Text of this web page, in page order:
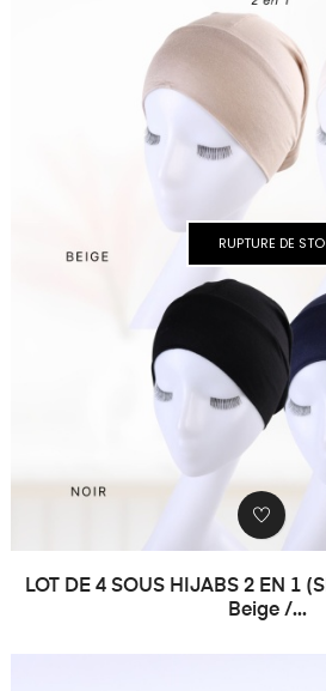
RUPTURE DE
LOT DE 4 SOUS HIJABS 2 EN 1
Beige /...